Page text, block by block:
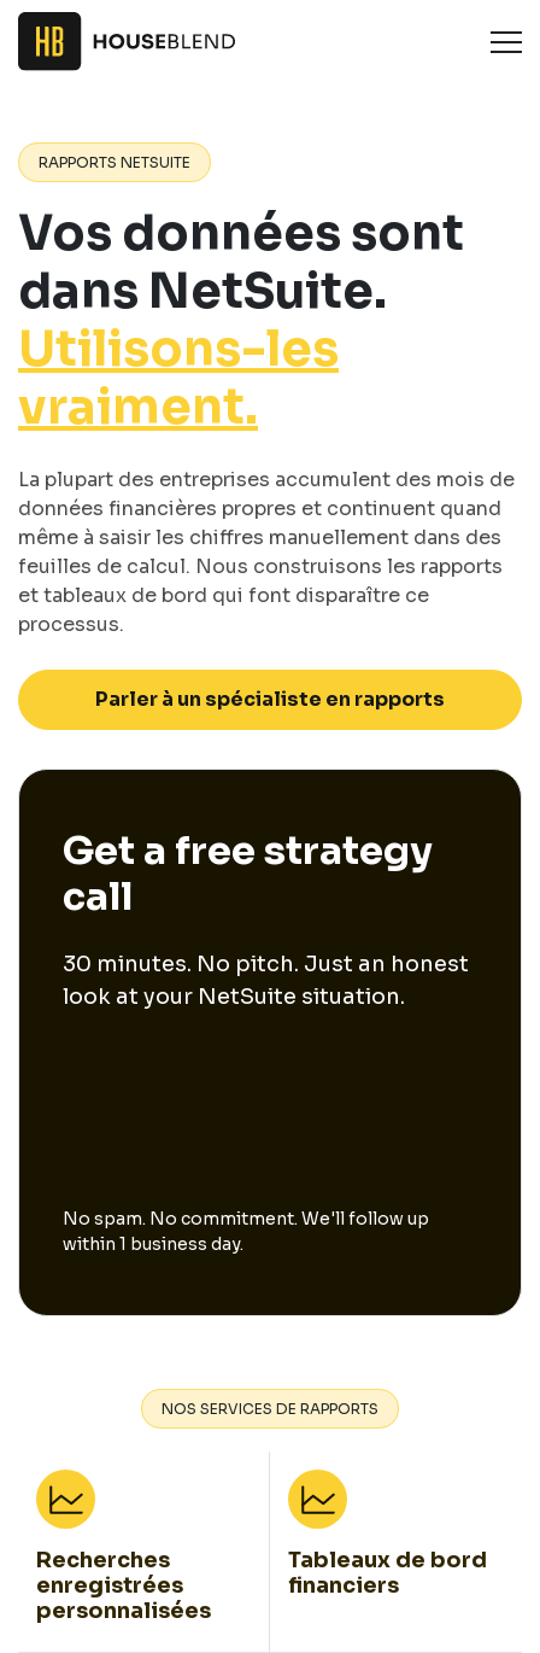
RAPPORTS NETSUITE
Vos données sont
dans NetSuite.
Utilisons-les
vraiment.
La plupart des entreprises accumulent des mois de
données financières propres et continuent quand
même à saisir les chiffres manuellement dans des
feuilles de calcul. Nous construisons les rapports
et tableaux de bord qui font disparaître ce
processus.
Parler à un spécialiste en rapports
Get a free strategy
call
30 minutes. No pitch. Just an honest
look at your NetSuite situation.
No spam. No commitment. We'll follow up
within 1 business day.
NOS SERVICES DE RAPPORTS
Recherches
enregistrées
personnalisées
Tableaux de bord
financiers